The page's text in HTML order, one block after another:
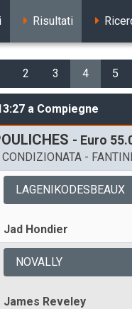
Risultati
2 3 4 5
a Compiegne
- Euro
-
LAGENIKODESBEAUX
Jad Hondier
NOVALLY
James Reveley